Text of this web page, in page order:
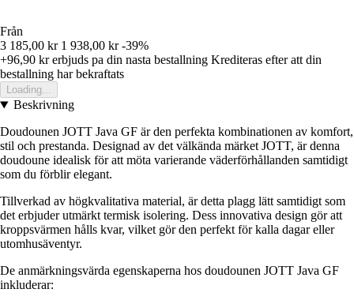
Från
3 185,00 kr 1 938,00 kr -39%
+96,90 krerbjuds pa din nasta bestallning Krediteras efter att din
bestallning har bekraftats
Loading...
Beskrivning
Doudounen JOTT Java GF är den perfekta kombinationen av komfort,
stil och prestanda. Designad av det välkända märket JOTT, är denna
doudoune idealisk för att möta varierande väderförhållanden samtidigt
som du förblir elegant.
Tillverkad av högkvalitativa material, är detta plagg lätt samtidigt som
det erbjuder utmärkt termisk isolering. Dess innovativa design gör att
kroppsvärmen hålls kvar, vilket gör den perfekt för kalla dagar eller
utomhusäventyr.
De anmärkningsvärda egenskaperna hos doudounen JOTT Java GF
inkluderar: